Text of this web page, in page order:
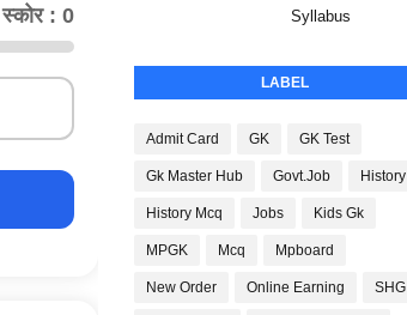
स्कोर : 0
Syllabus
LABEL
Admit Card GK GK Test
Gk Master Hub Govt.Job History
History Mcq Jobs Kids Gk
MPGK Mcq Mpboard
New Order Online Earning SHG